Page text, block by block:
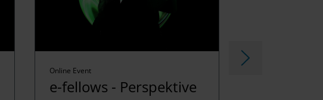
Online Event
e-fellows - Perspektive